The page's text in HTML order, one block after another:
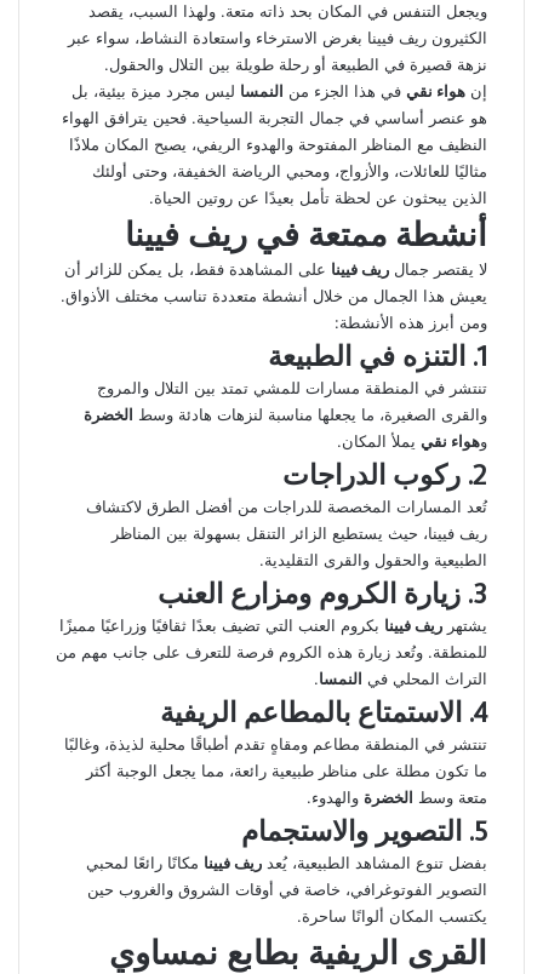
ويجعل التنفس في المكان بحد ذاته متعة. ولهذا السبب، يقصد
الكثيرون ريف فيينا بغرض الاسترخاء واستعادة النشاط، سواء عبر
نزهة قصيرة في الطبيعة أو رحلة طويلة بين التلال والحقول.
إن هواء نقي في هذا الجزء من النمسا ليس مجرد ميزة بيئية، بل
هو عنصر أساسي في جمال التجربة السياحية. فحين يترافق الهواء
النظيف مع المناظر المفتوحة والهدوء الريفي، يصبح المكان ملاذًا
مثاليًا للعائلات، والأزواج، ومحبي الرياضة الخفيفة، وحتى أولئك
الذين يبحثون عن لحظة تأمل بعيدًا عن روتين الحياة.
أنشطة ممتعة في ريف فيينا
لا يقتصر جمال ريف فيينا على المشاهدة فقط، بل يمكن للزائر أن
يعيش هذا الجمال من خلال أنشطة متعددة تناسب مختلف الأذواق.
ومن أبرز هذه الأنشطة:
1. التنزه في الطبيعة
تنتشر في المنطقة مسارات للمشي تمتد بين التلال والمروج
والقرى الصغيرة، ما يجعلها مناسبة لنزهات هادئة وسط الخضرة
وهواء نقي يملأ المكان.
2. ركوب الدراجات
تُعد المسارات المخصصة للدراجات من أفضل الطرق لاكتشاف
ريف فيينا، حيث يستطيع الزائر التنقل بسهولة بين المناظر
الطبيعية والحقول والقرى التقليدية.
3. زيارة الكروم ومزارع العنب
يشتهر ريف فيينا بكروم العنب التي تضيف بعدًا ثقافيًا وزراعيًا مميزًا
للمنطقة. وتُعد زيارة هذه الكروم فرصة للتعرف على جانب مهم من
التراث المحلي في النمسا.
4. الاستمتاع بالمطاعم الريفية
تنتشر في المنطقة مطاعم ومقاهٍ تقدم أطباقًا محلية لذيذة، وغالبًا
ما تكون مطلة على مناظر طبيعية رائعة، مما يجعل الوجبة أكثر
متعة وسط الخضرة والهدوء.
5. التصوير والاستجمام
بفضل تنوع المشاهد الطبيعية، يُعد ريف فيينا مكانًا رائعًا لمحبي
التصوير الفوتوغرافي، خاصة في أوقات الشروق والغروب حين
يكتسب المكان ألوانًا ساحرة.
القرى الريفية بطابع نمساوي